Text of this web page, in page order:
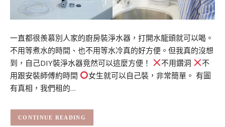
一直都很羨慕別人家的廚房裝淨水器，打開水龍頭就可以喝。
不用等煮水的時間、也不用等水冷真的好方便。但我真的沒想
到，自己DIY裝淨水器竟然可以這麼方便！
不用鑽洞
不
用跟安裝師傅約時間
女生就可以自己裝，非常簡單。 有圖
有真相，我們租的…
CONTINUE READING